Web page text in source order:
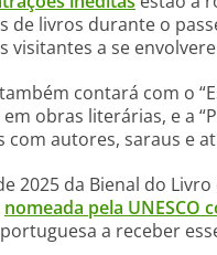
de livros durante o
visitantes a se
contará com o
obras literárias, e a
com autores, saraus e
2025 da Bienal do
nomeada pela UNESCO
a receber